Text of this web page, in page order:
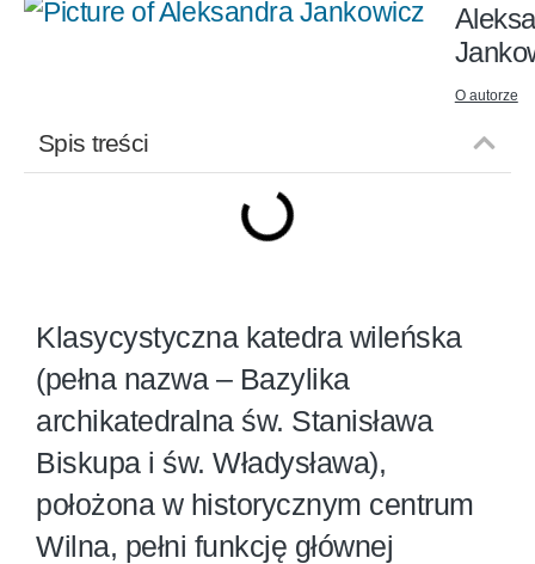
O autorze
Spis treści
Klasycystyczna katedra wileńska
(pełna nazwa – Bazylika
archikatedralna św. Stanisława
Biskupa i św. Władysława),
położona w historycznym centrum
Wilna, pełni funkcję głównej